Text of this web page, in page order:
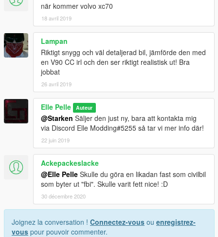
när kommer volvo xc70
18 avril 2019
Lampan
Riktigt snygg och väl detaljerad bil, jämförde den med
en V90 CC irl och den ser riktigt realistisk ut! Bra
jobbat
26 avril 2019
Elle Pelle Auteur
@Starken Säljer den just ny, bara att kontakta mig
via Discord Elle Modding#5255 så tar vi mer info där!
22 juin 2019
Ackepackeslacke
@Elle Pelle Skulle du göra en likadan fast som civilbil
som byter ut "fbi". Skulle varit fett nice! :D
30 décembre 2020
Joignez la conversation ! Connectez-vous ou enregistrez-
vous pour pouvoir commenter.